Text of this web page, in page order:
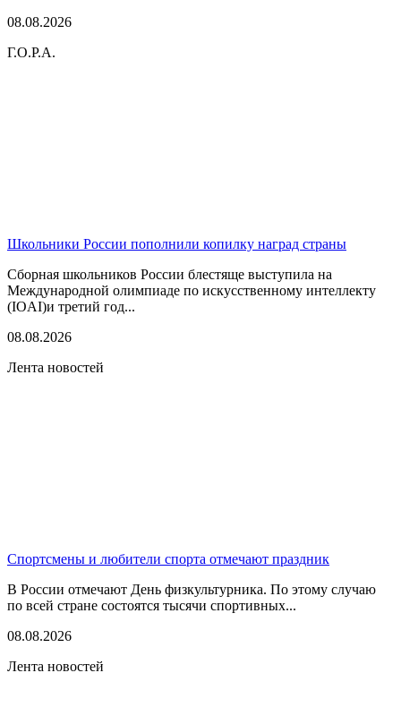
08.08.2026
Г.О.Р.А.
Школьники России пополнили копилку наград страны
Сборная школьников России блестяще выступила на
Международной олимпиаде по искусственному интеллекту
(IOAI)и третий год...
08.08.2026
Лента новостей
Спортсмены и любители спорта отмечают праздник
В России отмечают День физкультурника. По этому случаю
по всей стране состоятся тысячи спортивных...
08.08.2026
Лента новостей